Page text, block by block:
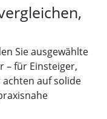
Sie ausgewählte
– für Einsteiger,
auf solide